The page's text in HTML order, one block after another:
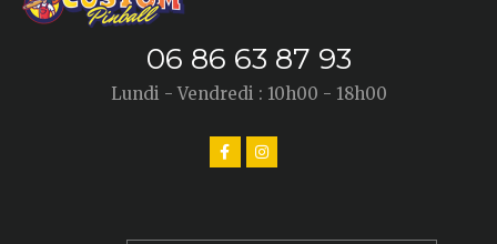
06 86 63 87 93
Lundi - Vendredi : 10h00 - 18h00